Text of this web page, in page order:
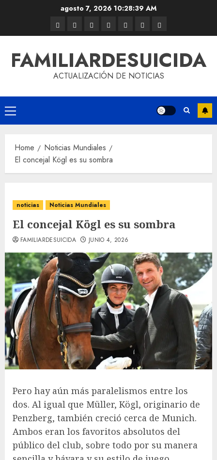
agosto 7, 2026 10:28:40 AM
FAMILIARDESUICIDA
ACTUALIZACIÓN DE NOTICIAS
Home
Noticias Mundiales
El concejal Kögl es su sombra
noticias Noticias Mundiales
El concejal Kögl es su sombra
FAMILIARDESUICIDA JUNIO 4, 2026
Pero hay aún más paralelismos entre los
dos. Al igual que Müller, Kögl, originario de
Penzberg, también creció cerca de Munich.
Ambos eran los favoritos absolutos del
público del club, sobre todo por su manera